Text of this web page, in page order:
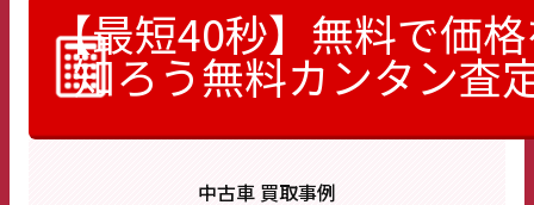
【最短40秒】無料で価
知ろう無料カンタン査
中古車 買取事例